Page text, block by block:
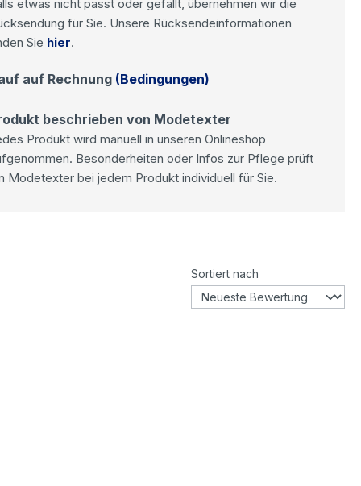
etwas nicht passt oder gefällt, übernehmen wir die
für Sie. Unsere Rücksendeinformationen
Sie hier.
auf Rechnung (Bedingungen)
beschrieben von Modetexter
Produkt wird manuell in unseren Onlineshop
Besonderheiten oder Infos zur Pflege prüft
Modetexter bei jedem Produkt individuell für Sie.
Sortiert nach